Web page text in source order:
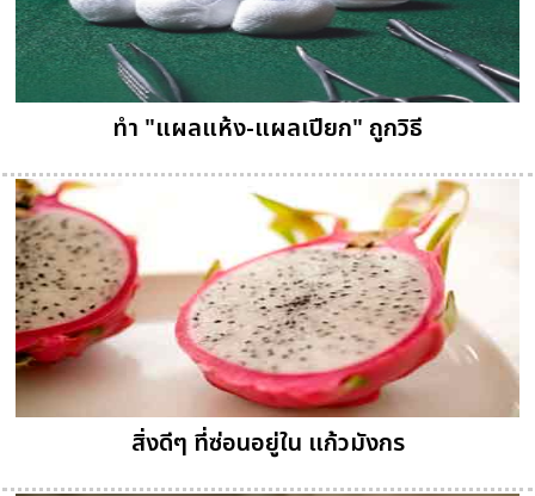
ทำ "แผลแห้ง-แผลเปียก" ถูกวิธี
สิ่งดีๆ ที่ซ่อนอยู่ใน แก้วมังกร